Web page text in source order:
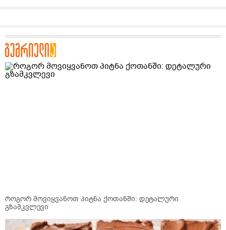
როგორ მოვიყვანოთ პიტნა ქოთანში: დეტალური
გზამკვლევი